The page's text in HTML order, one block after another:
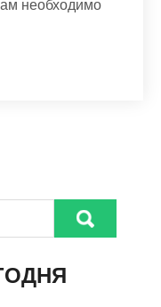
необходимо